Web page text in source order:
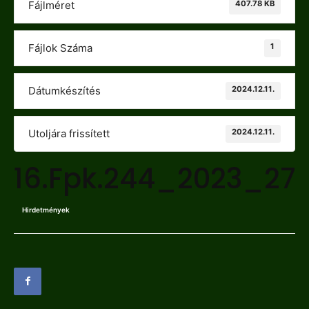
Fájlméret 407.78 KB
Fájlok Száma 1
Dátumkészítés 2024.12.11.
Utoljára frissített 2024.12.11.
16.Fpk.244_2023_27
Hirdetmények